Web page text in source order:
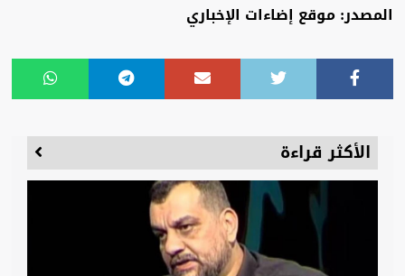
المصدر: موقع إضاءات الإخباري
الأكثر قراءة